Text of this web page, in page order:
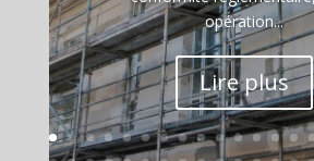
opération...
Lire plus